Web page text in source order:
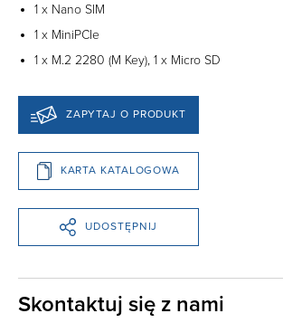
1 x Nano SIM
1 x MiniPCIe
1 x M.2 2280 (M Key), 1 x Micro SD
ZAPYTAJ O PRODUKT
KARTA KATALOGOWA
UDOSTĘPNIJ
Skontaktuj się z nami